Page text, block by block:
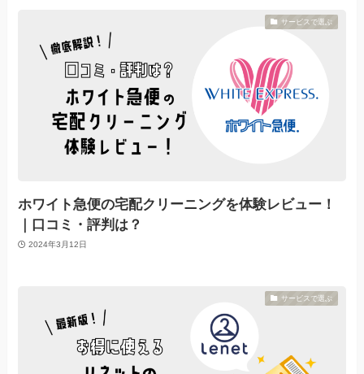
サービスで選ぶ
ホワイト急便の宅配クリーニングを体験レビュー！
｜口コミ・評判は？
2024年3月12日
サービスで選ぶ